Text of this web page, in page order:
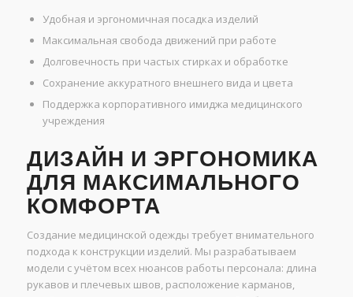
Удобная и эргономичная посадка изделий
Максимальная свобода движений при работе
Долговечность при частых стирках и обработке
Сохранение аккуратного внешнего вида и цвета
Поддержка корпоративного имиджа медицинского
учреждения
ДИЗАЙН И ЭРГОНОМИКА
ДЛЯ МАКСИМАЛЬНОГО
КОМФОРТА
Создание медицинской одежды требует внимательного
подхода к конструкции изделий. Мы разрабатываем
модели с учётом всех нюансов работы персонала: длина
рукавов и плечевых швов, расположение карманов,